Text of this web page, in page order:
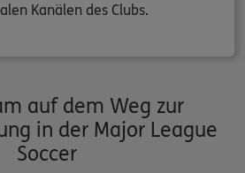
Kanälen des Clubs.
auf dem Weg zur
in der Major League
Soccer